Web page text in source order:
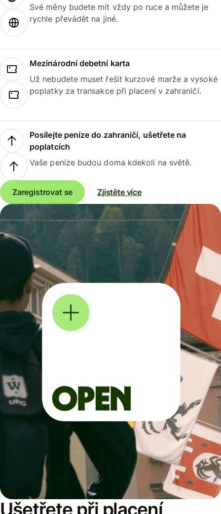
Své měny budete mít vždy po ruce a můžete je
rychle převádět na jiné.
Mezinárodní debetní karta
Už nebudete muset řešit kurzové marže a vysoké
poplatky za transakce při placení v zahraničí.
Posílejte peníze do zahraničí, ušetřete na
poplatcích
Vaše peníze budou doma kdekoli na světě.
Zaregistrovat se Zjistěte více
Ušetřete při placení,